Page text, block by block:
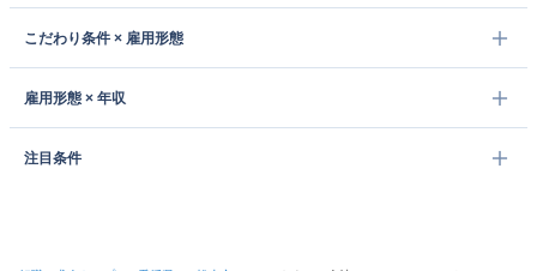
こだわり条件 × 雇用形態
雇用形態 × 年収
注目条件